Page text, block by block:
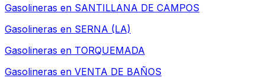
Gasolineras en SANTILLANA DE CAMPOS
Gasolineras en SERNA (LA)
Gasolineras en TORQUEMADA
Gasolineras en VENTA DE BAÑOS